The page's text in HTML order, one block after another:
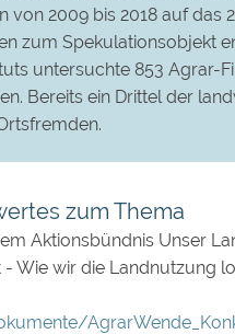
von 2009 bis 2018 auf das
zum Spekulationsobjekt
untersuchte 853 Agrar-
Bereits ein Drittel der
zum Thema
Aktionsbündnis Unser
- Wie wir die Landnutzung